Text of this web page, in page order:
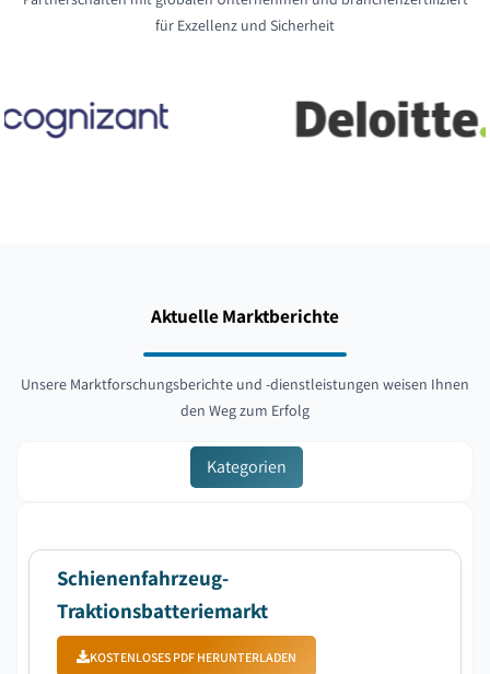
für Exzellenz und Sicherheit
Aktuelle Marktberichte
Unsere Marktforschungsberichte und -dienstleistungen weisen Ihnen
den Weg zum Erfolg
Kategorien
Schienenfahrzeug-
Traktionsbatteriemarkt
KOSTENLOSES PDF HERUNTERLADEN